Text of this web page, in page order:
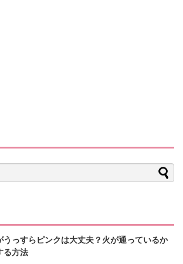
うっすらピンクは大丈夫？火が通っているか
る方法